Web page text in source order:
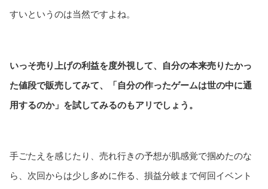
すいというのは当然ですよね。
いっそ売り上げの利益を度外視して、自分の本来売りたかっ
た値段で販売してみて、「自分の作ったゲームは世の中に通
用するのか」を試してみるのもアリでしょう。
手ごたえを感じたり、売れ行きの予想が肌感覚で掴めたのな
ら、次回からは少し多めに作る、損益分岐まで何回イベント